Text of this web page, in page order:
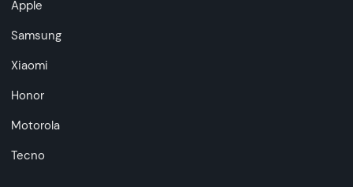
artikala budu što tačnije i detaljnije ali ne može
da garantuje da su svi podaci apsolutno ispravni.
Apple
Samsung
Xiaomi
Honor
Motorola
Tecno